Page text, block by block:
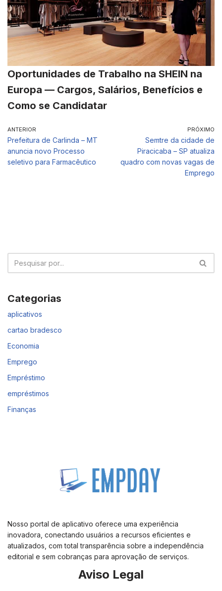
Oportunidades de Trabalho na SHEIN na
Europa — Cargos, Salários, Benefícios e
Como se Candidatar
ANTERIOR
Prefeitura de Carlinda – MT
anuncia novo Processo
seletivo para Farmacêutico
PRÓXIMO
Semtre da cidade de
Piracicaba – SP atualiza
quadro com novas vagas de
Emprego
Categorias
aplicativos
cartao bradesco
Economia
Emprego
Empréstimo
empréstimos
Finanças
Nosso portal de aplicativo oferece uma experiência
inovadora, conectando usuários a recursos eficientes e
atualizados, com total transparência sobre a independência
editorial e sem cobranças para aprovação de serviços.
Aviso Legal